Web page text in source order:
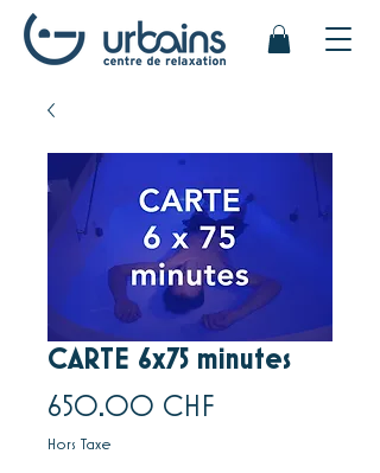
CARTE 6x75 minutes
650.00 CHF
Hors Taxe